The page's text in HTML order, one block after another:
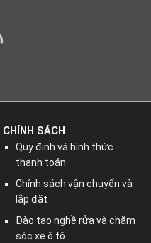
CHÍNH SÁCH
Quy định và hình thức
thanh toán
Chính sách vận chuyển và
lắp đặt
Đào tạo nghề rửa và chăm
sóc xe ô tô